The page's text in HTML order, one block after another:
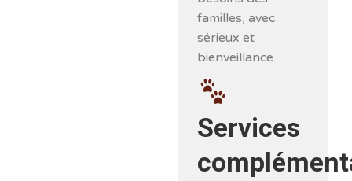
familles, avec
sérieux et
bienveillance.
Services